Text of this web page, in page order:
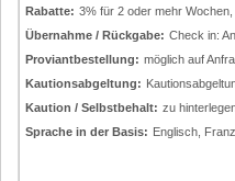
Rabatte: 3% für 2 oder mehr
Übernahme / Rückgabe: Check in:
Proviantbestellung: möglich auf
Kautionsabgeltung:
Kaution / Selbstbehalt: zu
Sprache in der Basis: Englisch,